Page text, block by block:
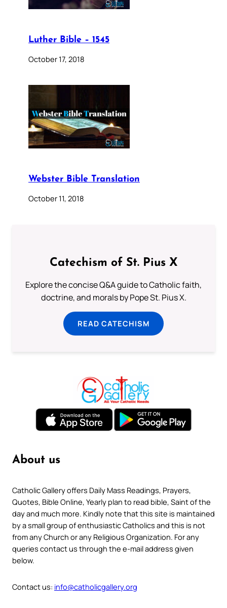
Luther Bible – 1545
October 17, 2018
Webster Bible Translation
October 11, 2018
Catechism of St. Pius X
Explore the concise Q&A guide to Catholic faith,
doctrine, and morals by Pope St. Pius X.
READ CATECHISM
About us
Catholic Gallery offers Daily Mass Readings, Prayers,
Quotes, Bible Online, Yearly plan to read bible, Saint of the
day and much more. Kindly note that this site is maintained
by a small group of enthusiastic Catholics and this is not
from any Church or any Religious Organization. For any
queries contact us through the e-mail address given
below.
Contact us: info@catholicgallery.org